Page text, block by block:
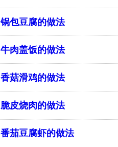
锅包豆腐的做法
牛肉盖饭的做法
香菇滑鸡的做法
脆皮烧肉的做法
番茄豆腐虾的做法